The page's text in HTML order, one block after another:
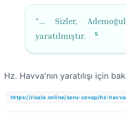
"... Sizler,
yaratılmıştır.
5
Hz. Havva'nın yaratılışı için
https://risale.online/soru-cevap/hz-